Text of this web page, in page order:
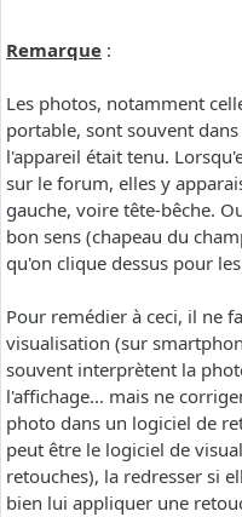
Remarque :
Les photos, notamment
portable, sont souvent
l'appareil était tenu.
sur le forum, elles y
gauche, voire tête-bêche.
bon sens (chapeau du
qu'on clique dessus pour
Pour remédier à ceci, il ne
visualisation (sur
souvent interprètent la
l'affichage... mais ne
photo dans un logiciel de
peut être le logiciel de
retouches), la redresser si
bien lui appliquer une